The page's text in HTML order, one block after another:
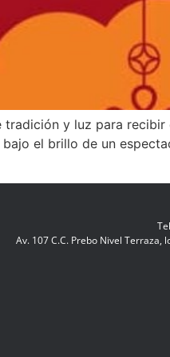
tradición y luz para recibir
el brillo de un
Av. 107 C.C. Prebo Nivel Terraza,